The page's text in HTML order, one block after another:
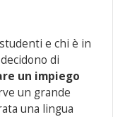
e chi è in
di
un impiego
un grande
una lingua